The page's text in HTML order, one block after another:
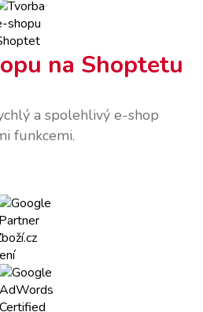
na Shoptetu
a spolehlivý e-shop
funkcemi.